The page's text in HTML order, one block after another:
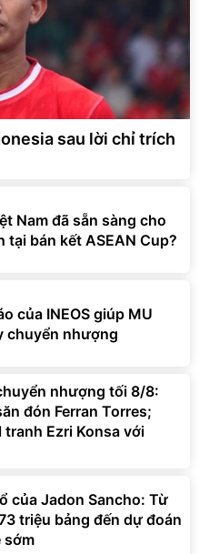
sau lời chỉ trích
Nam đã sẵn sàng cho
tại bán kết ASEAN Cup?
của INEOS giúp MU
chuyển nhượng
nhượng tối 8/8:
đón Ferran Torres;
tranh Ezri Konsa với
của Jadon Sancho: Từ
triệu bảng đến dự đoán
sớm